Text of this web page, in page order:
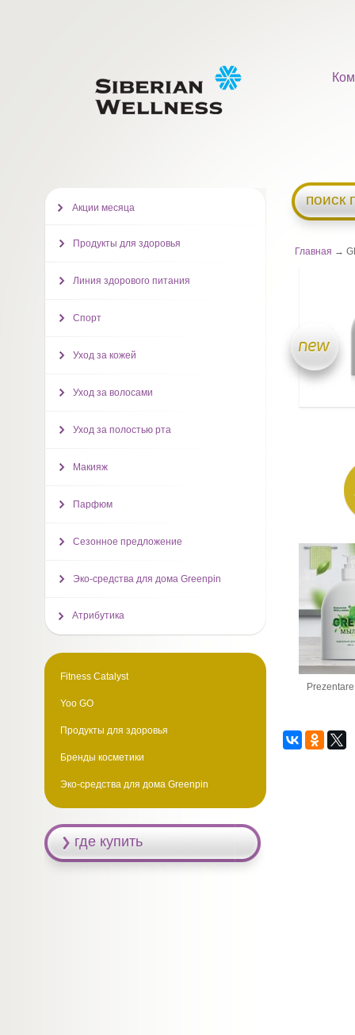
поиск
Главная →
Prezentare
Акции месяца
Продукты для здоровья
Линия здорового питания
Спорт
Уход за кожей
Уход за волосами
Уход за полостью рта
Макияж
Парфюм
Сезонное предложение
Эко-средства для дома Greenpin
Атрибутика
Fitness Catalyst
Yoo GO
Продукты для здоровья
Бренды косметики
Эко-средства для дома Greenpin
где купить